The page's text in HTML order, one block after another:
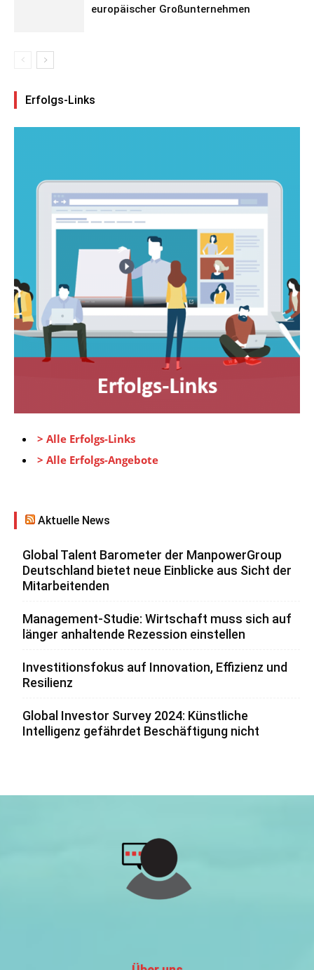
europäischer Großunternehmen
Erfolgs-Links
> Alle Erfolgs-Links
> Alle Erfolgs-Angebote
Aktuelle News
Global Talent Barometer der ManpowerGroup
Deutschland bietet neue Einblicke aus Sicht der
Mitarbeitenden
Management-Studie: Wirtschaft muss sich auf
länger anhaltende Rezession einstellen
Investitionsfokus auf Innovation, Effizienz und
Resilienz
Global Investor Survey 2024: Künstliche
Intelligenz gefährdet Beschäftigung nicht